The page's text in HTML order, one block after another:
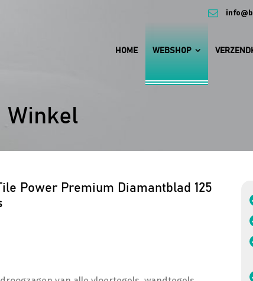
HOME WEBSHOP
Winkel
Power Premium Diamantblad 125